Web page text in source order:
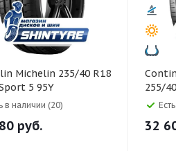
40 R18
5 95Y
в наличии (20)
руб.
Continental
255/
32